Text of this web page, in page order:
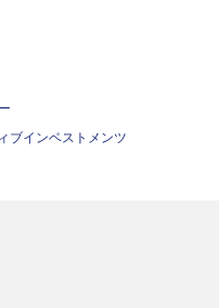
ブインベストメンツ